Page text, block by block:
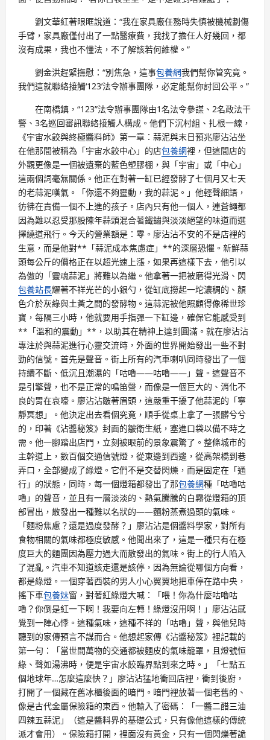
劉文華紅著眼眶說道：“我在家具廠任務時失慎被機械劃傷
手臂，家具廠僅付出了一點醫療費，我找了擔任人好幾回，都
沒有成果，我也不懂法，不了解該若何維權。”
劉金洪趕緊撫慰：“別焦急，這事包養網我們幫你管究竟。
我們這就聯絡接觸‘123’法令辦事團隊，必定能幫你討回公平。”
在南橋鎮，“123”法令辦事團隊由1名法令參謀、2名政法干
警、3名巡回審訊聯絡接觸人構成。他們下沉村組、扎根一線，
《宇宙水餃與終極醬料師》第一章：蒜泥與末日預兆廖沾沾坐
在他那間被稱為「宇宙水餃中心」的店包養網裡，但這間店的
外觀更像是一個被遺棄的藍色塑膠棚，與「宇宙」或「中心」
這兩個詞毫無關係。他正在對著一缸已經發酵了七個月又七天
的老蒜泥嘆氣。「你還不夠靈動，我的蒜泥。」他輕聲細語，
彷彿在責備一個不上進的孩子。店內只有他一個人，連蒼蠅都
因為難以忍受那股陳年蒜頭混合著鐵鏽與淡淡絕望的味道而選
擇繞道飛行。今天的營業額是：零。廖沾沾不安的不是店裡的
生意，而是他對**「蒜泥成本焦慮症」**的深層恐懼。新鮮蒜
頭每公斤的價格正在以超光速上漲，如果再這樣下去，他引以
為傲的「靈魂蒜泥」將難以為繼。他拿著一把被磨得光滑、閃
包養站長耀著不祥光芒的小銀勺，從缸底撈起一坨濃稠的、顏
色介於灰綠與土黃之間的發酵物。這蒜泥被他照顧得像稀世珍
寶，每隔三小時，他就要用手指彈一下缸邊，確保它能感受到
**「溫和的震動」**，以助其在精神上達到圓滿。就在廖沾沾
專注於與蒜泥進行心靈交流時，外面的世界開始發出一些不對
勁的信號。首先是聲音。街上所有的汽車喇叭同時發出了一個
持續不斷、低沉且潮濕的「咕嚕——咕嚕——」聲。這聲音不
是引擎聲，也不是正常的鳴笛聲，而像是一個巨大的、消化不
良的胃在哀嚎。廖沾沾皺著眉頭，這嚴重干擾了他蒜泥的「寧
靜冥想」。他決定出去看個究竟，順手從桌上拿了一張髒兮兮
的，印著《沾醬秘笈》封面的皺衛生紙，塞進口袋以備不時之
需。他一腳踏出店門，立刻被眼前的景象震驚了。整條城市的
主幹道上，數百個交通信號燈，從東邊到西邊，從高架橋到巷
弄口，全部變成了綠燈。它們不是交替閃爍，而是固定在「通
行」的狀態，同時，每一個燈箱都發出了那包養網種「咕嚕咕
嚕」的聲音，並且有一層淡淡的、熱氣騰騰的白霧從燈箱的頂
部冒出，散發出一種難以名狀的——麵粉蒸煮過頭的氣味。
「麵粉焦慮？還是過度發酵？」廖沾沾是個醬料學家，對所有
食物相關的氣味都極度敏感。他聞出來了，這是一種只有在極
度巨大的麵團因為壓力過大而散發出的氣味。街上的行人陷入
了混亂。汽車不知道該走還是該停，因為無論從哪個方向看，
都是綠燈。一個穿著西裝的男人小心翼翼地把車停在路中央，
搖下車包養妹窗，對著紅綠燈大喊：「喂！你為什麼咕嚕咕
嚕？你倒是紅一下啊！我要向左轉！綠燈沒用啊！」廖沾沾感
覺到一陣心悸。這種氣味，這種不祥的「咕嚕」聲，與他兒時
聽到的家傳預言不謀而合。他想起家傳《沾醬秘笈》裡記載的
第一句：「當世間萬物的交通都被麵皮的氣味籠罩，且燈號恒
綠、聲如湯沸時，便是宇宙水餃臨界點到來之時。」「七點五
個地球年…怎麼這麼快？」廖沾沾猛地衝回店裡，衝到後廚，
打開了一個藏在舊冰櫃後面的暗門。暗門裡放著一個老舊的、
像是古代金屬保險箱的東西。他輸入了密碼：「一醬二醋三油
四辣五蒜泥」（這是醬料界的基礎公式，只有像他這樣的傳統
派才會用）。保險箱打開，裡面沒有黃金，只有一個閃爍著詭